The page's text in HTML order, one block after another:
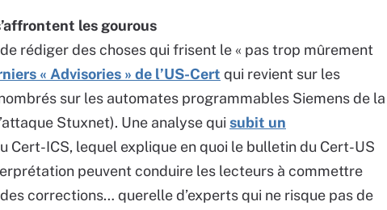
les gourous
rédiger des choses qui frisent le « pas trop mûrement
« Advisories » de l’US-Cert qui revient sur les
sur les automates programmables Siemens de la
Stuxnet). Une analyse qui subit un
Cert-ICS, lequel explique en quoi le bulletin du Cert-US
peuvent conduire les lecteurs à commettre
corrections… querelle d’experts qui ne risque pas de